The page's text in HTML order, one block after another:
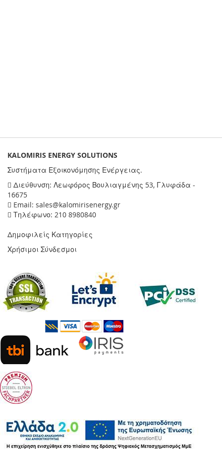
KALOMIRIS ENERGY SOLUTIONS
Συστήματα Εξοικονόμησης Ενέργειας.
Διεύθυνση: Λεωφόρος Βουλιαγμένης 53, Γλυφάδα -
16675
Email: sales@kalomirisenergy.gr
Τηλέφωνο: 210 8980840
Δημοφιλείς Κατηγορίες
Χρήσιμοι Σύνδεσμοι